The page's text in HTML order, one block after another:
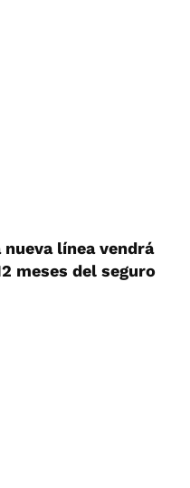
nueva línea vendrá
meses del seguro